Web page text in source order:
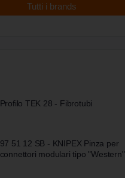
Tutti i brands
Profilo TEK 28 - Fibrotubi
97 51 12 SB - KNIPEX Pinza per
connettori modulari tipo "Western"